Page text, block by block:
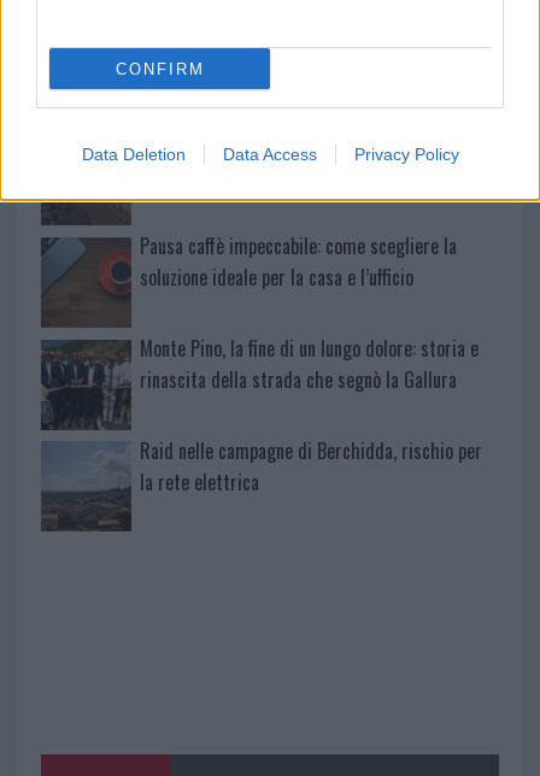
CONFIRM
Data Deletion Data Access Privacy Policy
Calangianus, dopo le polemiche il centro
accoglienza minori chiude
Olbia, divieto di sosta contro spaccio e degrado:
Pausa caffè impeccabile: come scegliere la
soluzione ideale per la casa e l’ufficio
Monte Pino, la fine di un lungo dolore: storia e
rinascita della strada che segnò la Gallura
Raid nelle campagne di Berchidda, rischio per
la rete elettrica